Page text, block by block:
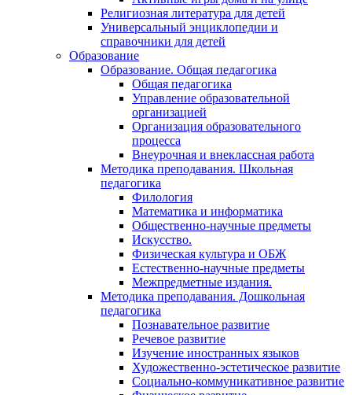
Религиозная литература для детей
Универсальный энциклопедии и
справочники для детей
Образование
Образование. Общая педагогика
Общая педагогика
Управление образовательной
организацией
Организация образовательного
процесса
Внеурочная и внеклассная работа
Методика преподавания. Школьная
педагогика
Филология
Математика и информатика
Общественно-научные предметы
Искусство.
Физическая культура и ОБЖ
Естественно-научные предметы
Межпредметные издания.
Методика преподавания. Дошкольная
педагогика
Познавательное развитие
Речевое развитие
Изучение иностранных языков
Художественно-эстетическое развитие
Социально-коммуникативное развитие